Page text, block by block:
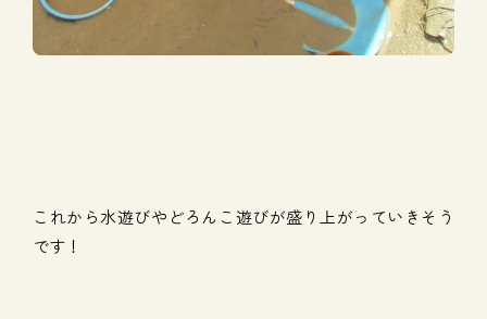
これから水遊びやどろんこ遊びが盛り上がっていきそう
です！